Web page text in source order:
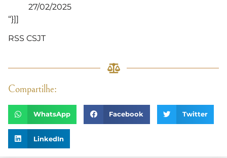
27/02/2025
“}]]
RSS CSJT
Compartilhe:
WhatsApp Facebook Twitter
LinkedIn